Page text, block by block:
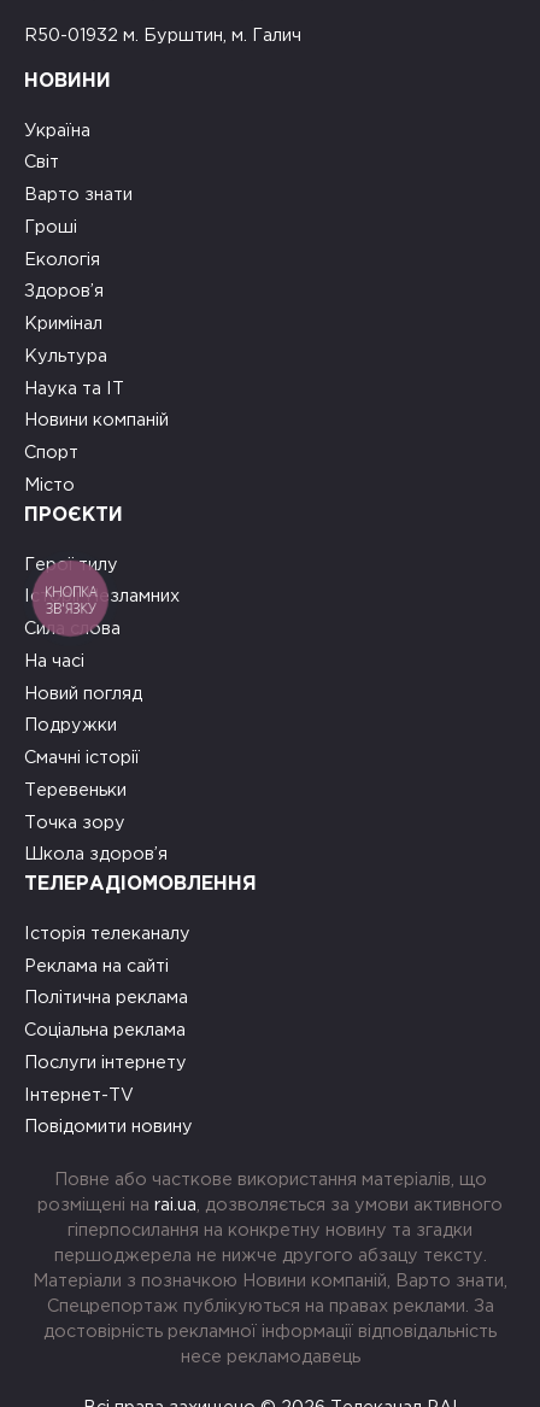
R50-01932 м. Бурштин, м. Галич
НОВИНИ
Україна
Світ
Варто знати
Гроші
Екологія
Здоров’я
Кримінал
Культура
Наука та ІТ
Новини компаній
Спорт
Місто
ПРОЄКТИ
Герої тилу
Історії Незламних
Сила слова
На часі
Новий погляд
Подружки
Смачні історії
Теревеньки
Точка зору
Школа здоров’я
ТЕЛЕРАДІОМОВЛЕННЯ
Історія телеканалу
Реклама на сайті
Політична реклама
Соціальна реклама
Послуги інтернету
Інтернет-TV
Повідомити новину
Повне або часткове використання матеріалів, що
розміщені на rai.ua , дозволяється за умови активного
гіперпосилання на конкретну новину та згадки
першоджерела не нижче другого абзацу тексту.
Матеріали з позначкою Новини компаній, Варто знати,
Спецрепортаж публікуються на правах реклами. За
достовірність рекламної інформації відповідальність
несе рекламодавець
КНОПКА
ЗВ'ЯЗКУ